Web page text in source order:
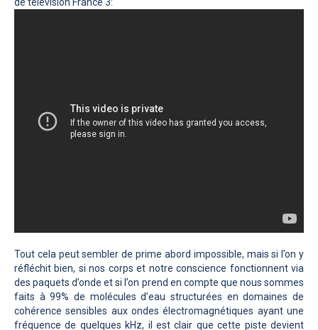
Tout cela peut sembler de prime abord impossible, mais si l’on y
réfléchit bien, si nos corps et notre conscience fonctionnent via
des paquets d’onde et si l’on prend en compte que nous sommes
faits à 99% de molécules d’eau structurées en domaines de
cohérence sensibles aux ondes électromagnétiques ayant une
fréquence de quelques kHz, il est clair que cette piste devient